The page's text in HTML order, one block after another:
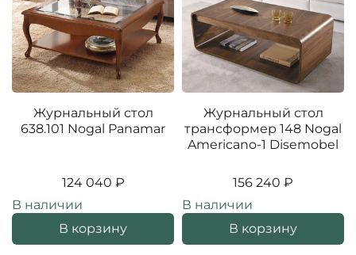
Журнальный стол
638.101 Nogal Panamar
124 040 ₽
В наличии
В корзину
Журнальный стол
трансформер 148 Nogal
Americano-1 Disemobel
156 240 ₽
В наличии
В корзину